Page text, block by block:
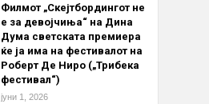
Филмот „Скејтбордингот не
е за девојчиња“ на Дина
Дума светската премиера
ќе ја има на фестивалот на
Роберт Де Ниро („Трибека
фестивал“)
јуни 1, 2026